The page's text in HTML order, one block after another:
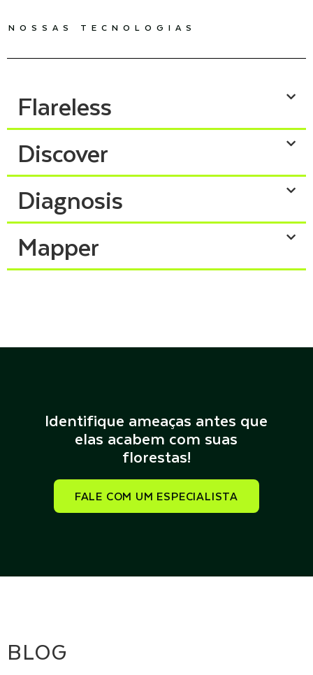
NOSSAS TECNOLOGIAS
Flareless
Discover
Diagnosis
Mapper
Identifique ameaças antes que
elas acabem com suas
florestas!
FALE COM UM ESPECIALISTA
BLOG